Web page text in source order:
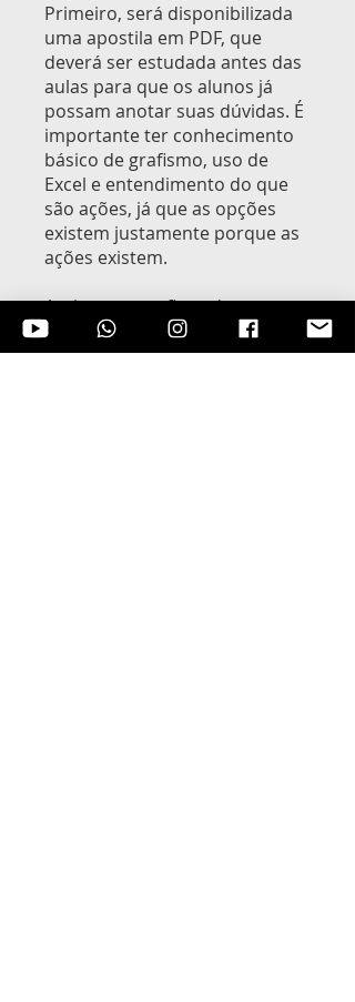
Primeiro, será disponibilizada
uma apostila em PDF, que
deverá ser estudada antes das
aulas para que os alunos já
possam anotar suas dúvidas. É
importante ter conhecimento
básico de grafismo, uso de
Excel e entendimento do que
são ações, já que as opções
existem justamente porque as
ações existem.
Assim que confirmada a
inscrição, o aluno já será
incluído em um grupo de